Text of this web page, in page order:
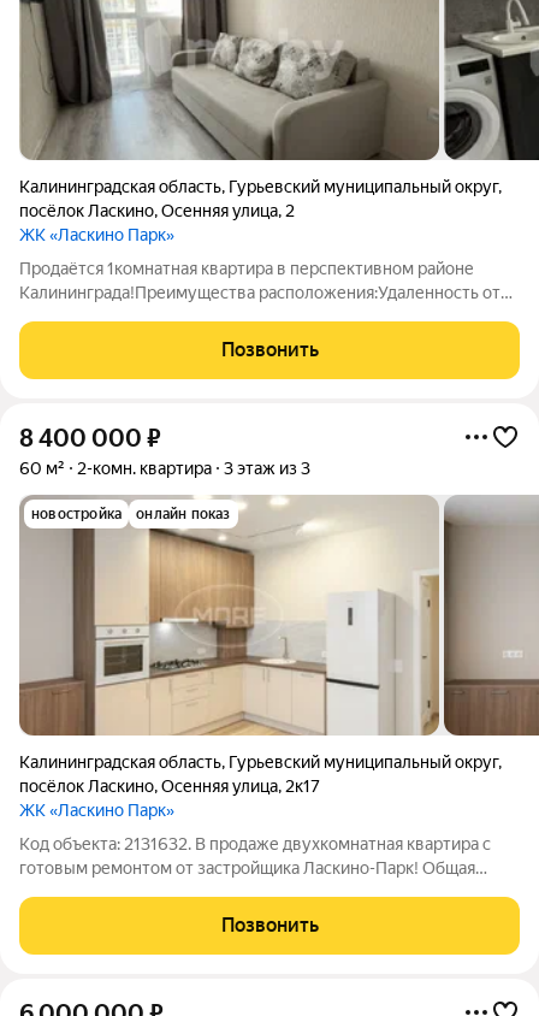
Калининградская область, Гурьевский муниципальный округ,
посёлок Ласкино,Осенняя улица, 2
ЖК «Ласкино Парк»
Продаётся 1комнатная квартира в перспективном районе
Калининграда!Преимущества расположения:Удаленность от
с озеленением и детской площадкой.Транспортная
доступность: остановки общественного
Позвонить
8 400 000 ₽
60 м² 2-комн. квартира 3 этаж из 3
новостройка онлайн показ
Калининградская область, Гурьевский муниципальный округ,
посёлок Ласкино,Осенняя улица, 2к17
ЖК «Ласкино Парк»
Код объекта: 2131632. В продаже двухкомнатная квартира с
готовым ремонтом от застройщика Ласкино-Парк! Общая
Военная ипотека IT ипотека Готовый ремонт с мебелью и
Позвонить